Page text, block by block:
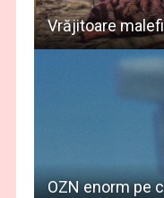
Vrăjitoare
OZN enorm pe